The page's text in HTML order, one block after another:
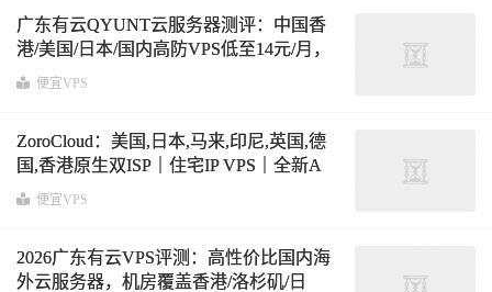
广东有云QYUNT云服务器测评：中国香
港/美国/日本/国内高防VPS低至14元/月，
三网直连高频CPU方案汇总
便宜VPS
ZoroCloud：美国,日本,马来,印尼,英国,德
国,香港原生双ISP｜住宅IP VPS｜全新A
段上线
便宜VPS
2026广东有云VPS评测：高性价比国内海
外云服务器，机房覆盖香港/洛杉矶/日